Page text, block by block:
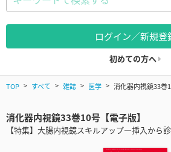
ログイン／新規登
初めての方へ
TOP すべて 雑誌 医学 消化器内視鏡33巻
消化器内視鏡33巻10号【電子版】
【特集】大腸内視鏡スキルアップ―挿入から